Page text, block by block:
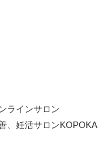
ラインサロン
、妊活サロンKOPOKA